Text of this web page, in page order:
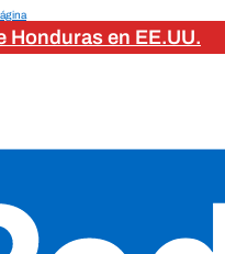
Honduras en EE.UU.